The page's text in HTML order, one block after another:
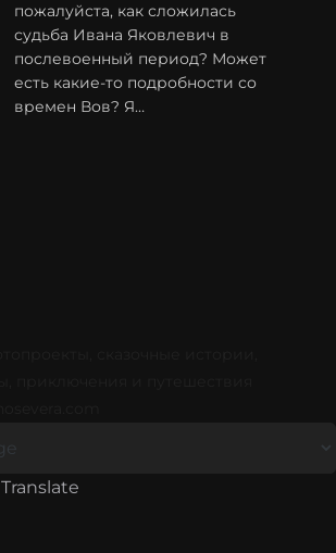
пожалуйста, как сложилась
судьба Ивана Яковлевич в
послевоенный период? Может
есть какие-то подробности со
времен Вов? Я…
Translate